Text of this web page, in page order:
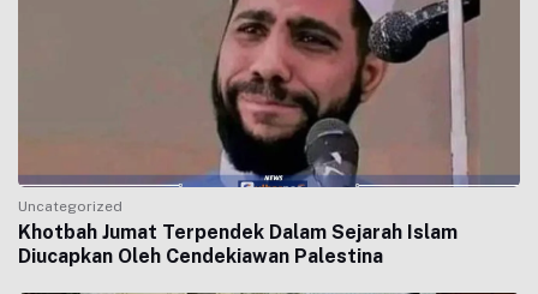
Uncategorized
Khotbah Jumat Terpendek Dalam Sejarah Islam
Diucapkan Oleh Cendekiawan Palestina